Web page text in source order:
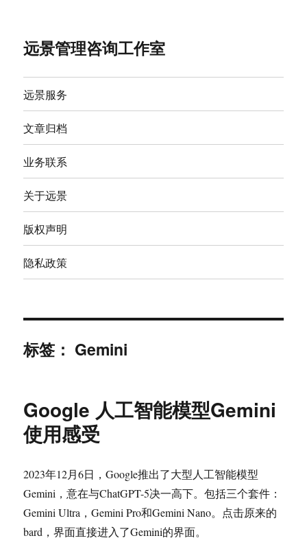
远景管理咨询工作室
远景服务
文章归档
业务联系
关于远景
版权声明
隐私政策
标签： Gemini
Google 人工智能模型Gemini
使用感受
2023年12月6日，Google推出了大型人工智能模型
Gemini，意在与ChatGPT-5决一高下。包括三个套件：
Gemini Ultra，Gemini Pro和Gemini Nano。点击原来的
bard，界面直接进入了Gemini的界面。